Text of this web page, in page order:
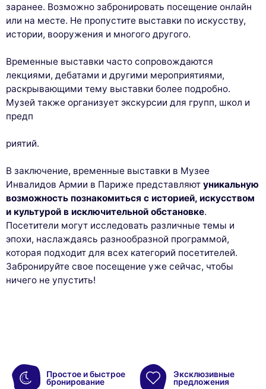
заранее. Возможно забронировать посещение онлайн
или на месте. Не пропустите выставки по искусству,
истории, вооружения и многого другого.
Временные выставки часто сопровождаются
лекциями, дебатами и другими мероприятиями,
раскрывающими тему выставки более подробно.
Музей также организует экскурсии для групп, школ и
предп
риятий.
В заключение, временные выставки в Музее
Инвалидов Армии в Париже представляют уникальную
возможность познакомиться с историей, искусством
и культурой в исключительной обстановке.
Посетители могут исследовать различные темы и
эпохи, наслаждаясь разнообразной программой,
которая подходит для всех категорий посетителей.
Забронируйте свое посещение уже сейчас, чтобы
ничего не упустить!
Простое и быстрое
бронирование
Эксклюзивные
предложения